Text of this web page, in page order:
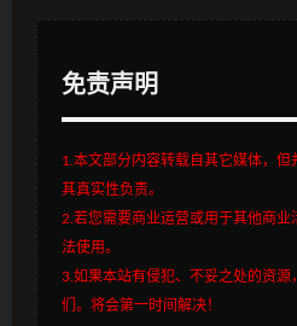
免责声明
1.本文部分内容转载自其它媒体，
其真实性负责。
2.若您需要商业运营或用于其他商
法使用。
3.如果本站有侵犯、不妥之处的资
们。将会第一时间解决！